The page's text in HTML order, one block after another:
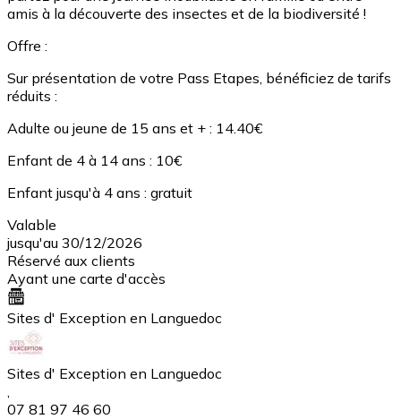
amis à la découverte des insectes et de la biodiversité !
Offre :
Sur présentation de votre Pass Etapes, bénéficiez de tarifs
réduits :
Adulte ou jeune de 15 ans et + : 14.40€
Enfant de 4 à 14 ans : 10€
Enfant jusqu'à 4 ans : gratuit
Valable
jusqu'au 30/12/2026
Réservé aux clients
Ayant une carte d'accès
Sites d' Exception en Languedoc
Sites d' Exception en Languedoc
07 81 97 46 60